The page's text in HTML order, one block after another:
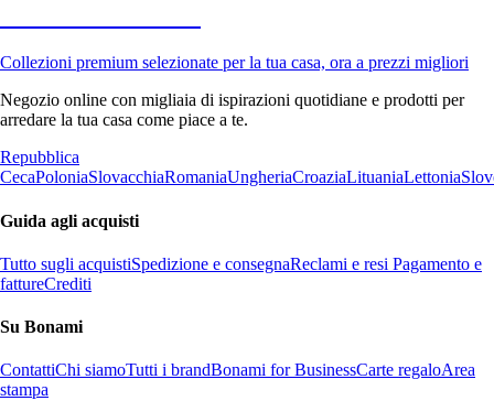
Collezioni premium selezionate per la tua casa, ora a prezzi migliori
Negozio online con migliaia di ispirazioni quotidiane e prodotti per
arredare la tua casa come piace a te.
Repubblica
CecaPoloniaSlovacchiaRomaniaUngheriaCroaziaLituaniaLettonia
Guida agli acquisti
Tutto sugli acquistiSpedizione e consegnaReclami e resi Pagamento e
fattureCrediti
Su Bonami
ContattiChi siamoTutti i brandBonami for BusinessCarte regaloArea
stampa